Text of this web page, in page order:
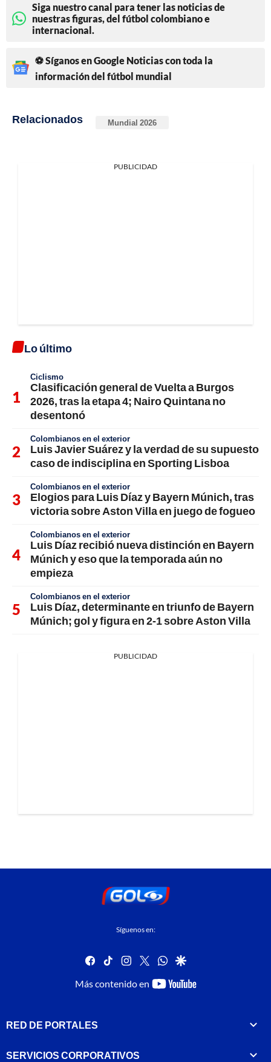
Siga nuestro canal para tener las noticias de
nuestras figuras, del fútbol colombiano e
internacional.
⚽ Síganos en Google Noticias con toda la
información del fútbol mundial
Relacionados Mundial 2026
PUBLICIDAD
Lo último
Ciclismo
Clasificación general de Vuelta a Burgos
2026, tras la etapa 4; Nairo Quintana no
desentonó
Colombianos en el exterior
Luis Javier Suárez y la verdad de su supuesto
caso de indisciplina en Sporting Lisboa
Colombianos en el exterior
Elogios para Luis Díaz y Bayern Múnich, tras
victoria sobre Aston Villa en juego de fogueo
Colombianos en el exterior
Luis Díaz recibió nueva distinción en Bayern
Múnich y eso que la temporada aún no
empieza
Colombianos en el exterior
Luis Díaz, determinante en triunfo de Bayern
Múnich; gol y figura en 2-1 sobre Aston Villa
PUBLICIDAD
Síguenos en:
facebook
tiktok instagram
twitterwhatsapp
google
Más contenido en
youtube-
RED DE PORTALES
SERVICIOS CORPORATIVOS